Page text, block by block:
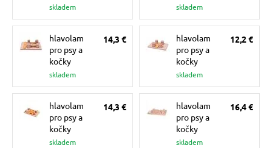
mačky
podložky
skladem skladem
hlavolam
pro psy a
kočky
skladem
14,3 €
hlavolam
pro psy a
kočky
skladem
12,2 €
hlavolam
pro psy a
kočky
skladem
14,3 €
hlavolam
pro psy a
kočky
skladem
16,4 €